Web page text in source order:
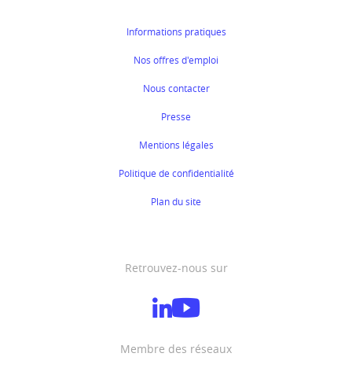
Informations pratiques
Nos offres d'emploi
Nous contacter
Presse
Mentions légales
Politique de confidentialité
Plan du site
Retrouvez-nous sur
Membre des réseaux